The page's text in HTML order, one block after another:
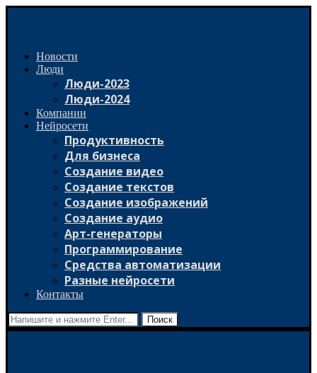
Новости
Люди
Люди-2023
Люди-2024
Компании
Нейросети
Продуктивность
Для бизнеса
Создание видео
Создание текстов
Создание изображений
Создание аудио
Арт-генераторы
Программирование
Средства автоматизации
Разные нейросети
Контакты
Поиск